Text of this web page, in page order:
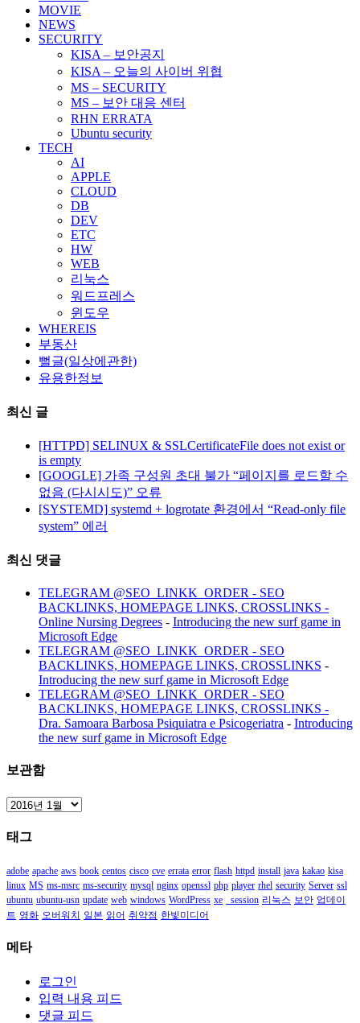
MOVIE
NEWS
SECURITY
KISA – 보안공지
KISA – 오늘의 사이버 위협
MS – SECURITY
MS – 보안 대응 센터
RHN ERRATA
Ubuntu security
TECH
AI
APPLE
CLOUD
DB
DEV
ETC
HW
WEB
리눅스
워드프레스
윈도우
WHEREIS
부동산
뻘글(일상에관한)
유용한정보
최신 글
[HTTPD] SELINUX & SSLCertificateFile does not exist or
is empty
[GOOGLE] 가족 구성원 초대 불가 “페이지를 로드할 수
없음 (다시시도)” 오류
[SYSTEMD] systemd + logrotate 환경에서 “Read-only file
system” 에러
최신 댓글
TELEGRAM @SEO_LINKK_ORDER - SEO
BACKLINKS, HOMEPAGE LINKS, CROSSLINKS -
Online Nursing Degrees - Introducing the new surf game in
Microsoft Edge
TELEGRAM @SEO_LINKK_ORDER - SEO
BACKLINKS, HOMEPAGE LINKS, CROSSLINKS -
Introducing the new surf game in Microsoft Edge
TELEGRAM @SEO_LINKK_ORDER - SEO
BACKLINKS, HOMEPAGE LINKS, CROSSLINKS -
Dra. Samoara Barbosa Psiquiatra e Psicogeriatra - Introducing
the new surf game in Microsoft Edge
보관함
보
함
태그
adobe apache aws book centos cisco cve errata error flash httpd install java kakao kisa
linux MS ms-msrc ms-security mysql nginx openssl php player rhel security Server ssl
ubuntu ubuntu-usn update web windows WordPress xe _session 리눅스 보안 업데이
트 영화 오버워치 일본 읽어 취약점 한빛미디어
메타
로그인
입력 내용 피드
댓글 피드